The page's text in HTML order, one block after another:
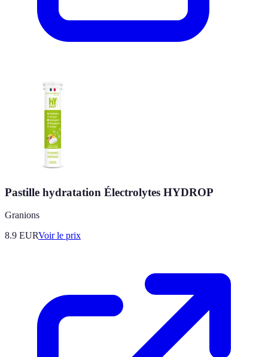
Pastille hydratation Électrolytes HYDROP
Granions
8.9 EURVoir le prix